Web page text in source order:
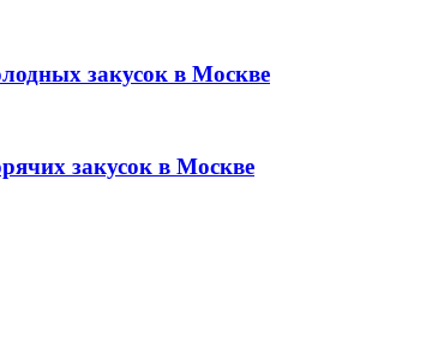
закусок в Москве
закусок в Москве